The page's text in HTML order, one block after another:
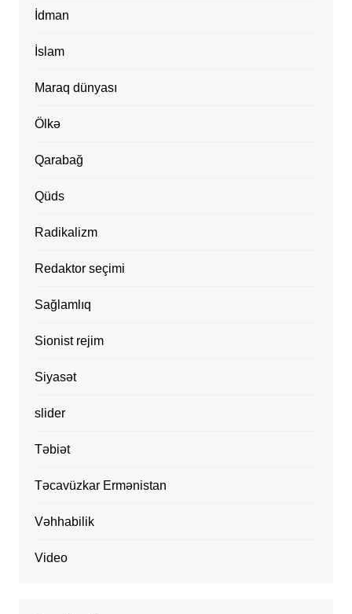
İdman
İslam
Maraq dünyası
Ölkə
Qarabağ
Qüds
Radikalizm
Redaktor seçimi
Sağlamlıq
Sionist rejim
Siyasət
slider
Təbiət
Təcavüzkar Ermənistan
Vəhhabilik
Video